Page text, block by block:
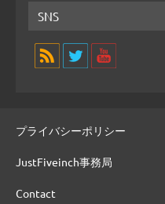
SNS
プライバシーポリシー
JustFiveinch事務局
Contact